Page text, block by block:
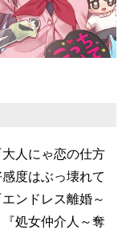
人にゃ恋の仕方
度はぶっ壊れて
ンドレス離婚～
処女仲介人～奪